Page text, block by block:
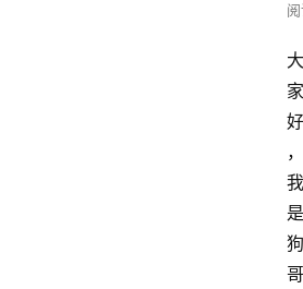
大
家
好
，
我
是
狗
哥